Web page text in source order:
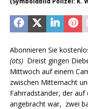
Abonnieren Sie
(ots) Dreist gingen
Mittwoch auf einem
zwischen Mitternacht
Fahrradständer, der auf
angebracht war, zwei